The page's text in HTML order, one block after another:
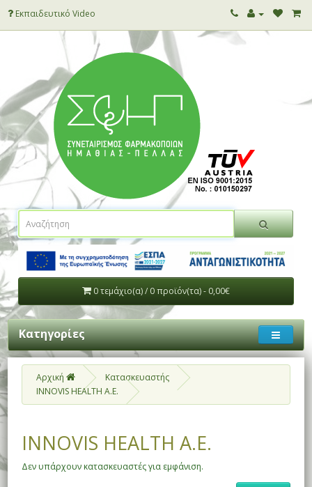
Εκπαιδευτικό Video
0 τεμάχιο(α) / 0 προϊόν(τα) - 0,00€
Κατηγορίες
Αρχική
Κατασκευαστής
INNOVIS HEALTH A.E.
INNOVIS HEALTH A.E.
Δεν υπάρχουν κατασκευαστές για εμφάνιση.